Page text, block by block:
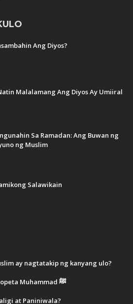
Ang Diyos?
Malalamang Ang Diyos Ay Umiiral
Sa Ramadan: Ang Buwan ng
ng Muslim
Salawikain
ay nagtatakip ng kanyang ulo?
Ang Talambuhay ni Propeta Muhammad ﷺ
at Paniniwala?